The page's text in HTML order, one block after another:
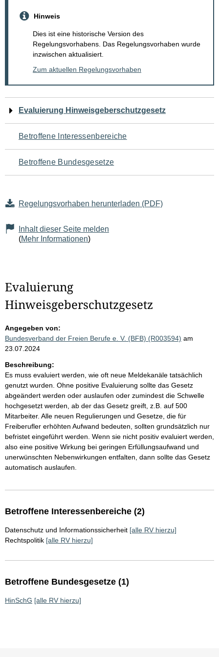
Hinweis
Dies ist eine historische Version des
Regelungsvorhabens. Das Regelungsvorhaben wurde
inzwischen aktualisiert.
Zum aktuellen Regelungsvorhaben
Navigation
für
den
Seiteninhalt
Evaluierung Hinweisgeberschutzgesetz
Betroffene Interessenbereiche
Betroffene Bundesgesetze
Regelungsvorhaben herunterladen (PDF)
Inhalt dieser Seite melden
(Mehr Informationen)
Evaluierung
Hinweisgeberschutzgesetz
Angegeben von:
Bundesverband der Freien Berufe e. V. (BFB) (R003594) am
23.07.2024
Beschreibung:
Es muss evaluiert werden, wie oft neue Meldekanäle tatsächlich
genutzt wurden. Ohne positive Evaluierung sollte das Gesetz
abgeändert werden oder auslaufen oder zumindest die Schwelle
hochgesetzt werden, ab der das Gesetz greift, z.B. auf 500
Mitarbeiter. Alle neuen Regulierungen und Gesetze, die für
Freiberufler erhöhten Aufwand bedeuten, sollten grundsätzlich nur
befristet eingeführt werden. Wenn sie nicht positiv evaluiert werden,
also eine positive Wirkung bei geringen Erfüllungsaufwand und
unerwünschten Nebenwirkungen entfalten, dann sollte das Gesetz
automatisch auslaufen.
Betroffene Interessenbereiche (2)
Datenschutz und Informationssicherheit [alle RV hierzu]
Rechtspolitik [alle RV hierzu]
Betroffene Bundesgesetze (1)
HinSchG [alle RV hierzu]